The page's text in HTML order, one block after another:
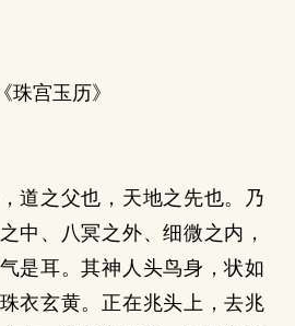
宫玉历》
道之父也，天地之先也。乃
中、八冥之外、细微之内，
是耳。其神人头鸟身，状如
衣玄黄。正在兆头上，去兆